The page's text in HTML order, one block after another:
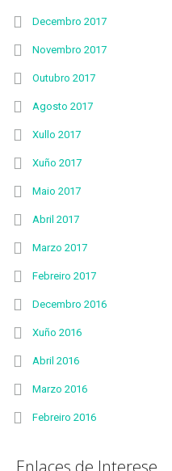
Decembro 2017
Novembro 2017
Outubro 2017
Agosto 2017
Xullo 2017
Xuño 2017
Maio 2017
Abril 2017
Marzo 2017
Febreiro 2017
Decembro 2016
Xuño 2016
Abril 2016
Marzo 2016
Febreiro 2016
Enlaces de Interese